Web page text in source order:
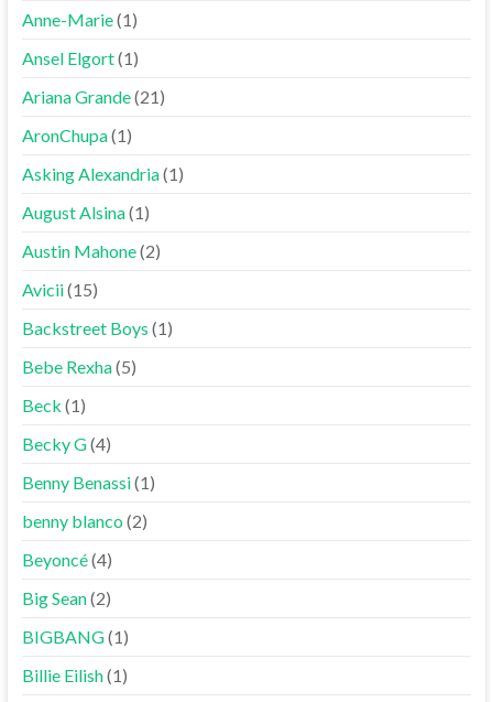
Anne-Marie(1)
Ansel Elgort(1)
Ariana Grande(21)
AronChupa(1)
Asking Alexandria(1)
August Alsina(1)
Austin Mahone(2)
Avicii(15)
Backstreet Boys (1)
Bebe Rexha(5)
Beck (1)
Becky G(4)
Benny Benassi(1)
benny blanco(2)
Beyoncé(4)
Big Sean(2)
BIGBANG(1)
Billie Eilish(1)